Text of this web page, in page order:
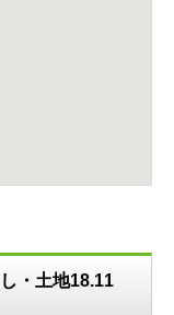
・土地18.11